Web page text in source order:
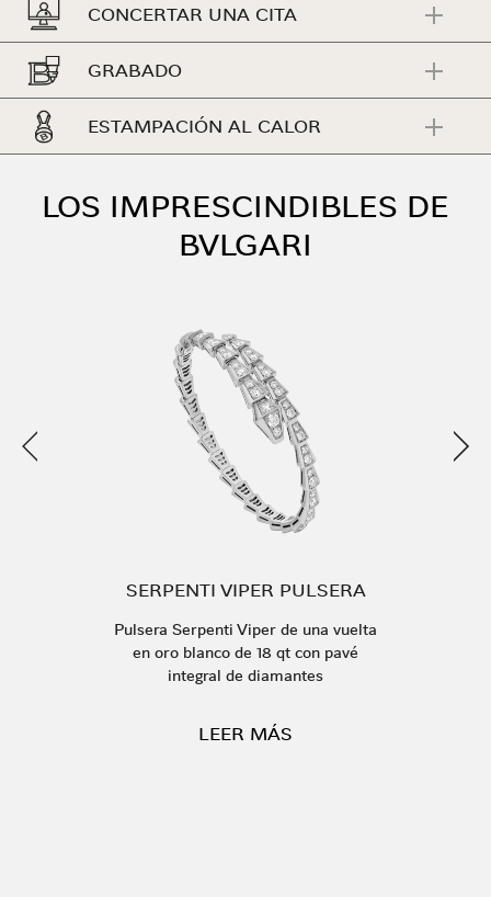
CONCERTAR UNA CITA
GRABADO
ESTAMPACIÓN AL CALOR
LOS IMPRESCINDIBLES DE
BVLGARI
Anterior
SERPENTI VIPER PULSERA
Pulsera Serpenti Viper de una vuelta
en oro blanco de 18 qt con pavé
integral de diamantes
LEER MÁS